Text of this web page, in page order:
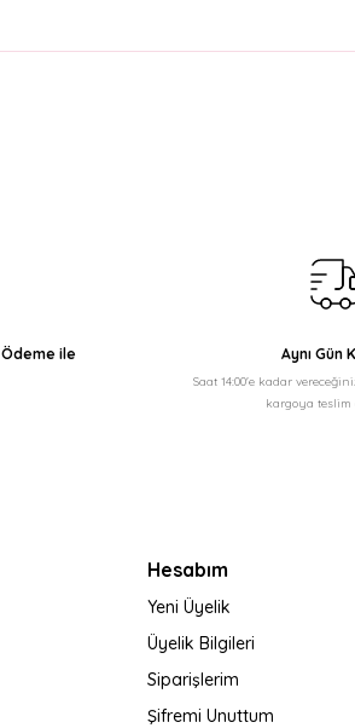
ile
Aynı Gün
Saat 14:00'e kadar
kargoya teslim
Hesabım
Yeni Üyelik
Üyelik Bilgileri
Siparişlerim
Şifremi Unuttum